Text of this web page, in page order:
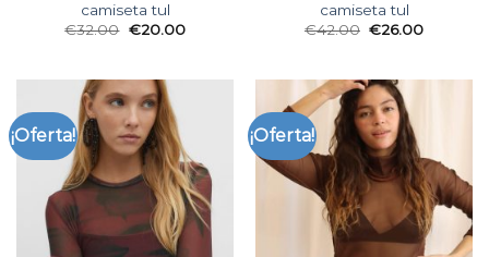
camiseta tul
€32.00 €20.00
camiseta tul
€42.00 €26.00
¡Oferta! ¡Oferta!